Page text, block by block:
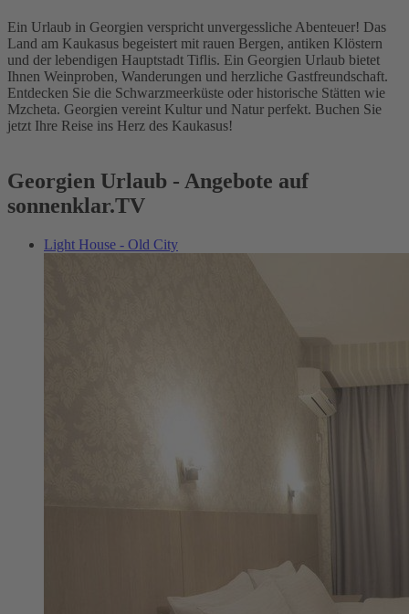
Ein Urlaub in Georgien verspricht unvergessliche Abenteuer! Das
Land am Kaukasus begeistert mit rauen Bergen, antiken Klöstern
und der lebendigen Hauptstadt Tiflis. Ein Georgien Urlaub bietet
Ihnen Weinproben, Wanderungen und herzliche Gastfreundschaft.
Entdecken Sie die Schwarzmeerküste oder historische Stätten wie
Mzcheta. Georgien vereint Kultur und Natur perfekt. Buchen Sie
jetzt Ihre Reise ins Herz des Kaukasus!
Georgien Urlaub - Angebote auf
sonnenklar.TV
Light House - Old City